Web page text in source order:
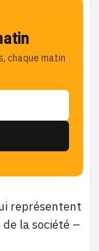
chaque matin
représentent
la société –